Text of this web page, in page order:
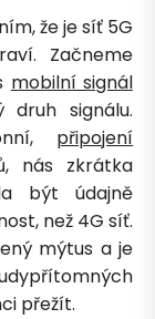
že je síť 5G
Začneme
mobilní signál
signálu.
připojení
nás zkrátka
být údajně
než 4G síť.
mýtus a je
přežít.